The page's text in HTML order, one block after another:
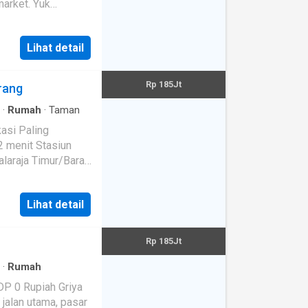
Yuk
Lihat detail
· Rumah · Taman
menit Stasiun
Timur/Barat
: Baja Ringan
: 1300 Watt
Lihat detail
Rp 185Jt
· Rumah
Griya
pasar
Rp 185Jt